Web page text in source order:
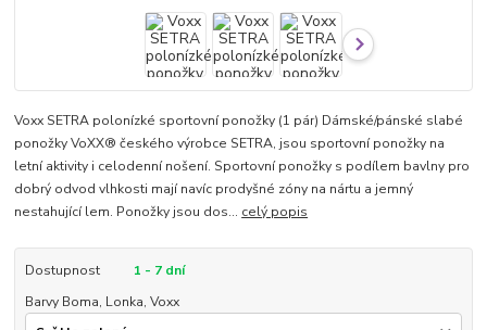
Voxx SETRA polonízké sportovní ponožky (1 pár) Dámské/pánské slabé
ponožky VoXX® českého výrobce SETRA, jsou sportovní ponožky na
letní aktivity i celodenní nošení. Sportovní ponožky s podílem bavlny pro
dobrý odvod vlhkosti mají navíc prodyšné zóny na nártu a jemný
nestahující lem. Ponožky jsou dos... celý popis
Dostupnost
1 - 7 dní
Barvy Boma, Lonka, Voxx